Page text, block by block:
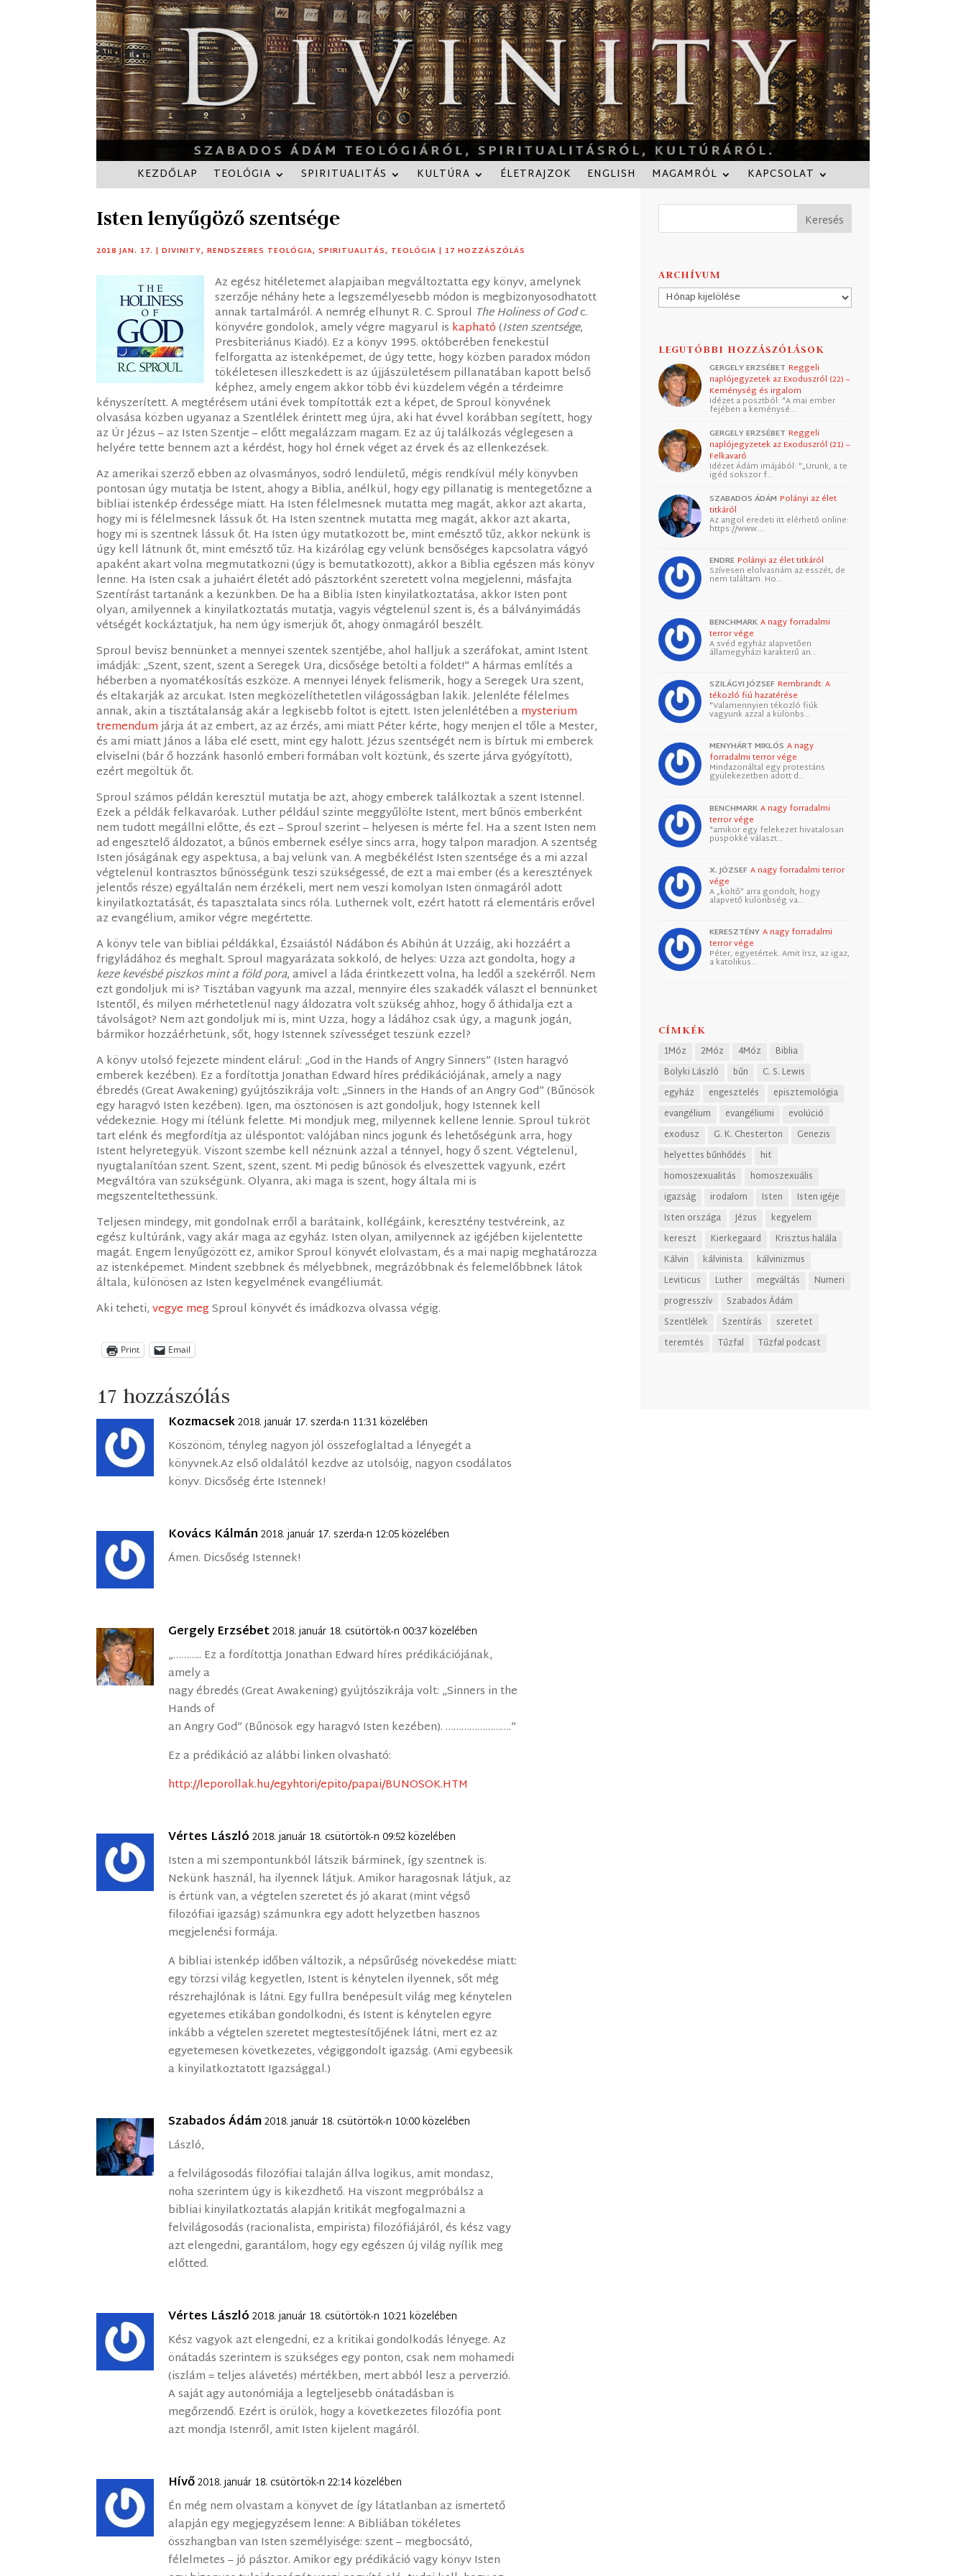
KEZDŐLAP TEOLÓGIA SPIRITUALITÁS KULTÚRA ÉLETRAJZOK ENGLISH MAGAMRÓL KAPCSOLAT
Isten lenyűgöző szentsége
2018 JAN. 17. |DIVINITY,RENDSZERES TEOLÓGIA,SPIRITUALITÁS, TEOLÓGIA | 17 HOZZÁSZÓLÁS
Az egész hitéletemet alapjaiban megváltoztatta egy könyv, amelynek
szerzője néhány hete a legszemélyesebb módon is megbizonyosodhatott
annak tartalmáról. A nemrég elhunyt R. C. Sproul The Holiness of Godc.
könyvére gondolok, amely végre magyarul is kapható(Isten szentsége,
Presbiteriánus Kiadó). Ez a könyv 1995. októberében fenekestül
felforgatta az istenképemet, de úgy tette, hogy közben paradox módon
tökéletesen illeszkedett is az újjászületésem pillanatában kapott belső
képhez, amely engem akkor több évi küzdelem végén a térdeimre
kényszerített. A megtérésem utáni évek tompították ezt a képet, de Sproul könyvének
olvasása közben ugyanaz a Szentlélek érintett meg újra, aki hat évvel korábban segített, hogy
az Úr Jézus – az Isten Szentje – előtt megalázzam magam. Ez az új találkozás véglegesen a
helyére tette bennem azt a kérdést, hogy hol érnek véget az érvek és az ellenkezések.
Az amerikai szerző ebben az olvasmányos, sodró lendületű, mégis rendkívül mély könyvben
pontosan úgy mutatja be Istent, ahogy a Biblia, anélkül, hogy egy pillanatig is mentegetőzne a
bibliai istenkép érdessége miatt. Ha Isten félelmesnek mutatta meg magát, akkor azt akarta,
hogy mi is félelmesnek lássuk őt. Ha Isten szentnek mutatta meg magát, akkor azt akarta,
hogy mi is szentnek lássuk őt. Ha Isten úgy mutatkozott be, mint emésztő tűz, akkor nekünk is
úgy kell látnunk őt, mint emésztő tűz. Ha kizárólag egy velünk bensőséges kapcsolatra vágyó
apaként akart volna megmutatkozni (úgy is bemutatkozott), akkor a Biblia egészen más könyv
lenne. Ha Isten csak a juhaiért életét adó pásztorként szeretett volna megjelenni, másfajta
Szentírást tartanánk a kezünkben. De ha a Biblia Isten kinyilatkoztatása, akkor Isten pont
olyan, amilyennek a kinyilatkoztatás mutatja, vagyis végtelenül szent is, és a bálványimádás
vétségét kockáztatjuk, ha nem úgy ismerjük őt, ahogy önmagáról beszélt.
Sproul bevisz bennünket a mennyei szentek szentjébe, ahol halljuk a szeráfokat, amint Istent
imádják: „Szent, szent, szent a Seregek Ura, dicsősége betölti a földet!” A hármas említés a
héberben a nyomatékosítás eszköze. A mennyei lények felismerik, hogy a Seregek Ura szent,
és eltakarják az arcukat. Isten megközelíthetetlen világosságban lakik. Jelenléte félelmes
annak, akin a tisztátalanság akár a legkisebb foltot is ejtett. Isten jelenlétében amysterium
tremendumjárja át az embert, az az érzés, ami miatt Péter kérte, hogy menjen el tőle a Mester,
és ami miatt János a lába elé esett, mint egy halott. Jézus szentségét nem is bírtuk mi emberek
elviselni (bár ő hozzánk hasonló emberi formában volt köztünk, és szerte járva gyógyított),
ezért megöltük őt.
Sproul számos példán keresztül mutatja be azt, ahogy emberek találkoztak a szent Istennel.
Ezek a példák felkavaróak. Luther például szinte meggyűlölte Istent, mert bűnös emberként
nem tudott megállni előtte, és ezt – Sproul szerint – helyesen is mérte fel. Ha a szent Isten nem
ad engesztelő áldozatot, a bűnös embernek esélye sincs arra, hogy talpon maradjon. A szentség
Isten jóságának egy aspektusa, a baj velünk van. A megbékélést Isten szentsége és a mi azzal
végtelenül kontrasztos bűnösségünk teszi szükségessé, de ezt a mai ember (és a keresztények
jelentős része) egyáltalán nem érzékeli, mert nem veszi komolyan Isten önmagáról adott
kinyilatkoztatását, és tapasztalata sincs róla. Luthernek volt, ezért hatott rá elementáris erővel
az evangélium, amikor végre megértette.
A könyv tele van bibliai példákkal, Ézsaiástól Nádábon és Abihún át Uzzáig, aki hozzáért a
frigyládához és meghalt. Sproul magyarázata sokkoló, de helyes: Uzza azt gondolta, hogya
keze kevésbé piszkos mint a föld pora, amivel a láda érintkezett volna, ha ledől a szekérről. Nem
ezt gondoljuk mi is? Tisztában vagyunk ma azzal, mennyire éles szakadék választ el bennünket
Istentől, és milyen mérhetetlenül nagy áldozatra volt szükség ahhoz, hogy ő áthidalja ezt a
távolságot? Nem azt gondoljuk mi is, mint Uzza, hogy a ládához csak úgy, a magunk jogán,
bármikor hozzáérhetünk, sőt, hogy Istennek szívességet teszünk ezzel?
A könyv utolsó fejezete mindent elárul: „God in the Hands of Angry Sinners” (Isten haragvó
emberek kezében). Ez a fordítottja Jonathan Edward híres prédikációjának, amely a nagy
ébredés (Great Awakening) gyújtószikrája volt: „Sinners in the Hands of an Angry God” (Bűnösök
egy haragvó Isten kezében). Igen, ma ösztönösen is azt gondoljuk, hogy Istennek kell
védekeznie. Hogy mi ítélünk felette. Mi mondjuk meg, milyennek kellene lennie. Sproul tükröt
tart elénk és megfordítja az üléspontot: valójában nincs jogunk és lehetőségünk arra, hogy
Istent helyretegyük. Viszont szembe kell néznünk azzal a ténnyel, hogy ő szent. Végtelenül,
nyugtalanítóan szent. Szent, szent, szent. Mi pedig bűnösök és elveszettek vagyunk, ezért
Megváltóra van szükségünk. Olyanra, aki maga is szent, hogy általa mi is
megszenteltethessünk.
Teljesen mindegy, mit gondolnak erről a barátaink, kollégáink, keresztény testvéreink, az
egész kultúránk, vagy akár maga az egyház. Isten olyan, amilyennek az igéjében kijelentette
magát. Engem lenyűgözött ez, amikor Sproul könyvét elolvastam, és a mai napig meghatározza
az istenképemet. Mindent szebbnek és mélyebbnek, megrázóbbnak és felemelőbbnek látok
általa, különösen az Isten kegyelmének evangéliumát.
Aki teheti,vegye megSproul könyvét és imádkozva olvassa végig.
Print Email
17 hozzászólás
Kozmacsek2018. január 17. szerda-n 11:31 közelében
Köszönöm, tényleg nagyon jól összefoglaltad a lényegét a
könyvnek.Az első oldalától kezdve az utolsóig, nagyon csodálatos
könyv. Dicsőség érte Istennek!
Kovács Kálmán 2018. január 17. szerda-n 12:05 közelében
Ámen. Dicsőség Istennek!
Gergely Erzsébet2018. január 18. csütörtök-n 00:37 közelében
„……….. Ez a fordítottja Jonathan Edward híres prédikációjának,
amely a
nagy ébredés (Great Awakening) gyújtószikrája volt: „Sinners in the
Hands of
an Angry God” (Bűnösök egy haragvó Isten kezében). …………………….”
Ez a prédikáció az alábbi linken olvasható:
http://leporollak.hu/egyhtori/epito/papai/BUNOSOK.HTM
Vértes László 2018. január 18. csütörtök-n 09:52 közelében
Isten a mi szempontunkból látszik bárminek, így szentnek is.
Nekünk használ, ha ilyennek látjuk. Amikor haragosnak látjuk, az
is értünk van, a végtelen szeretet és jó akarat (mint végső
filozófiai igazság) számunkra egy adott helyzetben hasznos
megjelenési formája.
A bibliai istenkép időben változik, a népsűrűség növekedése miatt:
egy törzsi világ kegyetlen, Istent is kénytelen ilyennek, sőt még
részrehajlónak is látni. Egy fullra benépesült világ meg kénytelen
egyetemes etikában gondolkodni, és Istent is kénytelen egyre
inkább a végtelen szeretet megtestesítőjének látni, mert ez az
egyetemesen következetes, végiggondolt igazság. (Ami egybeesik
a kinyilatkoztatott Igazsággal.)
Szabados Ádám2018. január 18. csütörtök-n 10:00 közelében
László,
a felvilágosodás filozófiai talaján állva logikus, amit mondasz,
noha szerintem úgy is kikezdhető. Ha viszont megpróbálsz a
bibliai kinyilatkoztatás alapján kritikát megfogalmazni a
felvilágosodás (racionalista, empirista) filozófiájáról, és kész vagy
azt elengedni, garantálom, hogy egy egészen új világ nyílik meg
előtted.
Vértes László 2018. január 18. csütörtök-n 10:21 közelében
Kész vagyok azt elengedni, ez a kritikai gondolkodás lényege. Az
önátadás szerintem is szükséges egy ponton, csak nem mohamedi
(iszlám = teljes alávetés) mértékben, mert abból lesz a perverzió.
A saját agy autonómiája a legteljesebb önátadásban is
megőrzendő. Ezért is örülök, hogy a következetes filozófia pont
azt mondja Istenről, amit Isten kijelent magáról.
Hívő2018. január 18. csütörtök-n 22:14 közelében
Én még nem olvastam a könyvet de így látatlanban az ismertető
alapján egy megjegyzésem lenne: A Bibliában tökéletes
összhangban van Isten személyisége: szent – megbocsátó,
félelmetes – jó pásztor. Amikor egy prédikáció vagy könyv Isten
ARCHÍVUM
Archívum
LEGUTÓBBI HOZZÁSZÓLÁSOK
GERGELY ERZSÉBET Reggeli
naplójegyzetek az Exoduszról (22) –
Keménység és irgalom
Idézet a posztból: "A mai ember
fejében a keménysé…
GERGELY ERZSÉBET Reggeli
naplójegyzetek az Exoduszról (21) –
Felkavaró
Idézet Ádám imájából: "„Urunk, a te
igéd sokszor f…
SZABADOS ÁDÁM Polányi az élet
titkáról
Az angol eredeti itt elérhető online:
https://www.…
ENDRE Polányi az élet titkáról
Szívesen elolvasnám az esszét, de
nem találtam. Ho…
BENCHMARK A nagy forradalmi
terror vége
A svéd egyház alapvetően
államegyházi karakterű an…
SZILÁGYI JÓZSEF Rembrandt: A
tékozló fiú hazatérése
"Valamennyien tékozló fiúk
vagyunk azzal a különbs…
MENYHÁRT MIKLÓS A nagy
forradalmi terror vége
Mindazonáltal egy protestáns
gyülekezetben adott d…
BENCHMARK A nagy forradalmi
terror vége
"amikor egy felekezet hivatalosan
püspökké választ…
X. JÓZSEF A nagy forradalmi terror
vége
A „költő” arra gondolt, hogy
alapvető különbség va…
KERESZTÉNY A nagy forradalmi
terror vége
Péter, egyetértek. Amit írsz, az igaz,
a katolikus…
CÍMKÉK
1Móz 2Móz 4Móz
Biblia
Bolyki László
bűn
C. S. Lewis
egyház
engesztelés
episztemológia
evangélium
evangéliumi
evolúció
exodusz
G. K. Chesterton
Genezis
helyettes bűnhődés
hit
homoszexualitás
homoszexuális
igazság
irodalom Isten
Isten igéje
Isten országa
Jézus
kegyelem
kereszt
Kierkegaard
Krisztus halála
Kálvin
kálvinista
kálvinizmus
Leviticus
Luther megváltás
Numeri
progresszív
Szabados Ádám
Szentlélek
Szentírás
szeretet
teremtés
Tűzfal Tűzfal podcast